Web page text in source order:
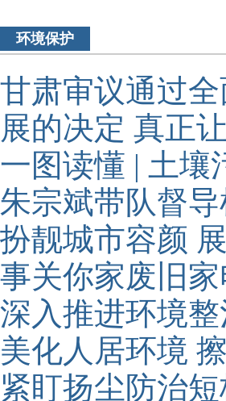
环境保护
甘肃审议通过
展的决定 真正
一图读懂 | 土壤
朱宗斌带队督
扮靓城市容颜
事关你家废旧
深入推进环境
美化人居环境
紧盯扬尘防治